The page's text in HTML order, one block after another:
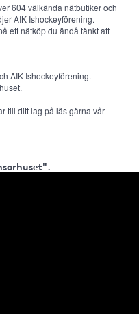
604 välkända nätbutiker och
AIK Ishockeyförening.
ett nätköp du ändå tänkt att
AIK Ishockeyförening.
till ditt lag på läs gärna vår